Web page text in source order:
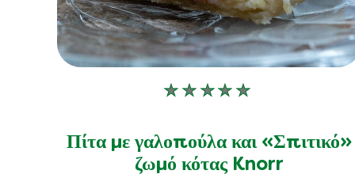
Δεν
αξιολογήσεις
για
Πίτα με γαλοπούλα και «Σπιτικό»
ζωμό κότας Knorr